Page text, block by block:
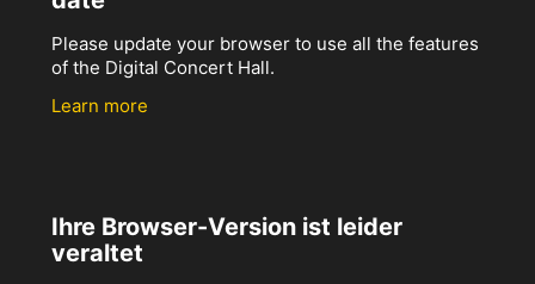
Please update your browser to use all the features
of the Digital Concert Hall.
Learn more
Ihre Browser-Version ist leider
veraltet